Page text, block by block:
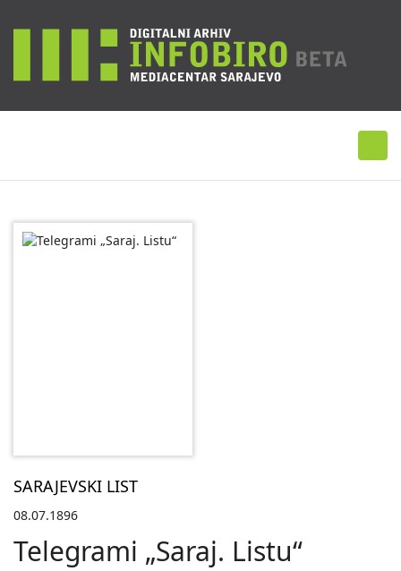
SARAJEVSKI LIST
08.07.1896
Telegrami „Saraj. Listu“